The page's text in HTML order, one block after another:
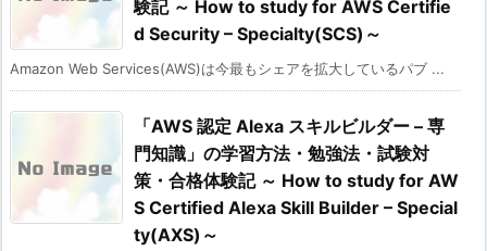
験記 ～ How to study for AWS Certifie
d Security – Specialty(SCS)～
Amazon Web Services(AWS)は今最もシェアを拡大しているパブ ...
「AWS 認定 Alexa スキルビルダー – 専
門知識」の学習方法・勉強法・試験対
策・合格体験記 ～ How to study for AW
S Certified Alexa Skill Builder – Special
ty(AXS)～